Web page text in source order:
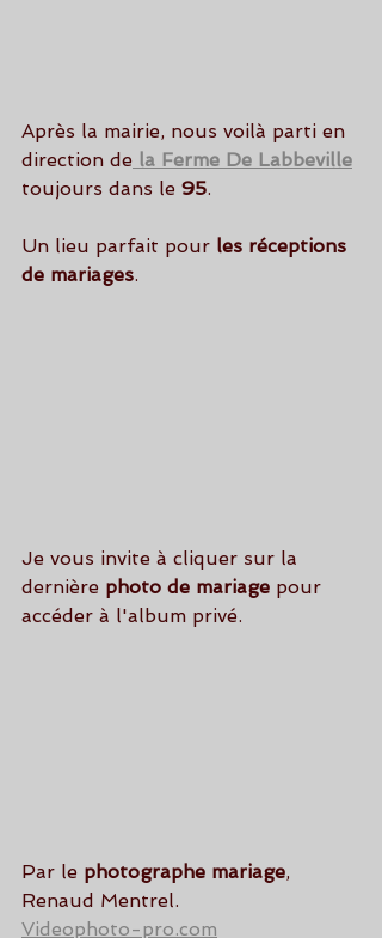
Après la mairie, nous voilà parti en
direction de la Ferme De Labbeville
toujours dans le 95.
Un lieu parfait pour les réceptions
de mariages.
Je vous invite à cliquer sur la
dernière photo de mariage pour
accéder à l'album privé.
Par le photographe mariage,
Renaud Mentrel.
Videophoto-pro.com